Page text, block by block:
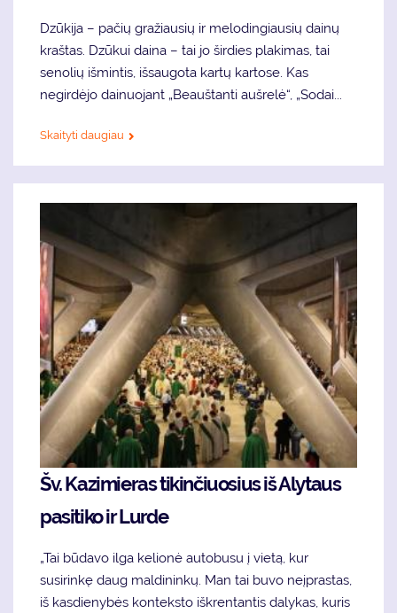
Dzūkija – pačių gražiausių ir melodingiausių dainų
kraštas. Dzūkui daina – tai jo širdies plakimas, tai
senolių išmintis, išsaugota kartų kartose. Kas
negirdėjo dainuojant „Beauštanti aušrelė“, „Sodai...
Skaityti daugiau
Šv. Kazimieras tikinčiuosius iš Alytaus
pasitiko ir Lurde
„Tai būdavo ilga kelionė autobusu į vietą, kur
susirinkę daug maldininkų. Man tai buvo neįprastas,
iš kasdienybės konteksto iškrentantis dalykas, kuris